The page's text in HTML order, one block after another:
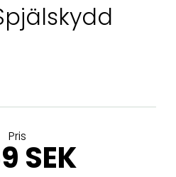
Pris
SEK